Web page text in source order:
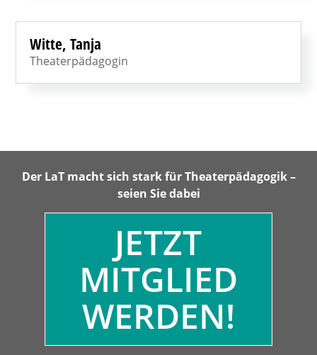
Witte, Tanja
Theaterpädagogin
Der LaT macht sich stark für Theaterpädagogik –
seien Sie dabei
JETZT
MITGLIED
WERDEN!